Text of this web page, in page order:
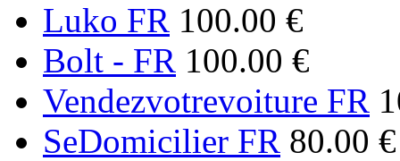
Luko FR 100.00 €
Bolt - FR 100.00 €
Vendezvotrevoiture FR
SeDomicilier FR 80.00 €